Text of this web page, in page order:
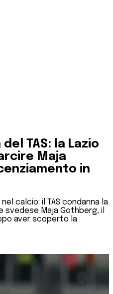
TAS: la Lazio
Maja
in
calcio: il TAS condanna la
svedese Maja Gothberg, il
aver scoperto la